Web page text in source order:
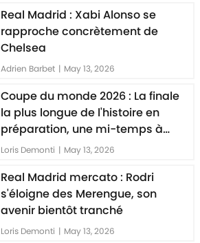
Real Madrid : Xabi Alonso se
rapproche concrètement de
Chelsea
Adrien Barbet | May 13, 2026
Coupe du monde 2026 : La finale
la plus longue de l'histoire en
préparation, une mi-temps à
rallonge se trame
Loris Demonti | May 13, 2026
Real Madrid mercato : Rodri
s'éloigne des Merengue, son
avenir bientôt tranché
Loris Demonti | May 13, 2026